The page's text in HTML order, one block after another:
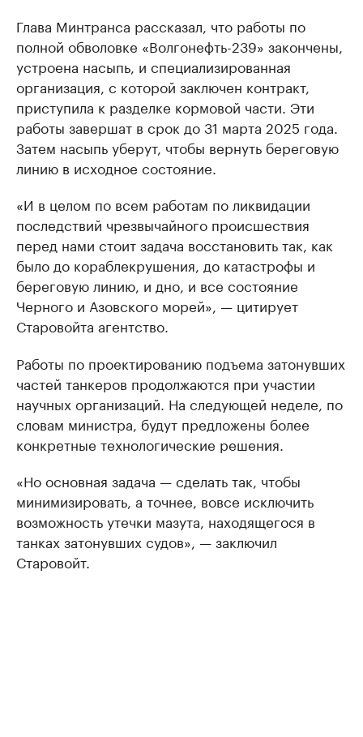
Глава Минтранса рассказал, что работы по
полной обволовке «Волгонефть-239» закончены,
устроена насыпь, и специализированная
организация, с которой заключен контракт,
приступила к разделке кормовой части. Эти
работы завершат в срок до 31 марта 2025 года.
Затем насыпь уберут, чтобы вернуть береговую
линию в исходное состояние.
«И в целом по всем работам по ликвидации
последствий чрезвычайного происшествия
перед нами стоит задача восстановить так, как
было до кораблекрушения, до катастрофы и
береговую линию, и дно, и все состояние
Черного и Азовского морей», — цитирует
Старовойта агентство.
Работы по проектированию подъема затонувших
частей танкеров продолжаются при участии
научных организаций. На следующей неделе, по
словам министра, будут предложены более
конкретные технологические решения.
«Но основная задача — сделать так, чтобы
минимизировать, а точнее, вовсе исключить
возможность утечки мазута, находящегося в
танках затонувших судов», — заключил
Старовойт.